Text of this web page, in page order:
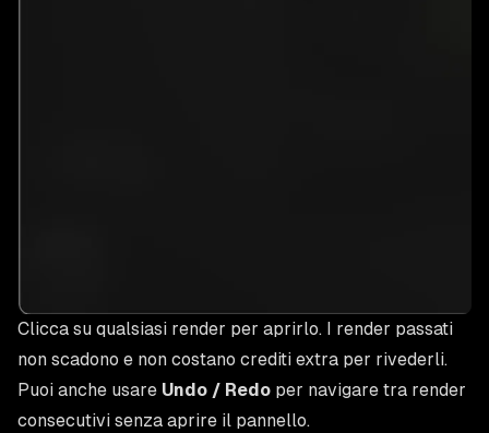
Clicca su qualsiasi render per aprirlo. I render passati
non scadono e non costano crediti extra per rivederli.
Puoi anche usare Undo / Redo per navigare tra render
consecutivi senza aprire il pannello.